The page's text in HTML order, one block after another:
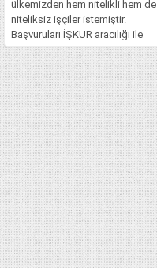
ülkemizden hem nitelikli hem de
niteliksiz işçiler istemiştir.
Başvuruları İŞKUR aracılığı ile
yapılan bu işler, ciddi şekilde
rağbet görmüştür. Fakat şu an
itibari ile bilinmeyen ve merak
edilen asıl konu, Katar’da işçi
maaşlarının...